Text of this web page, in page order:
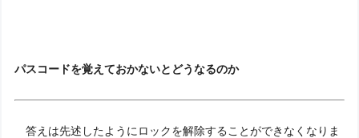
パスコードを覚えておかないとどうなるのか
答えは先述したようにロックを解除することができなくなりま